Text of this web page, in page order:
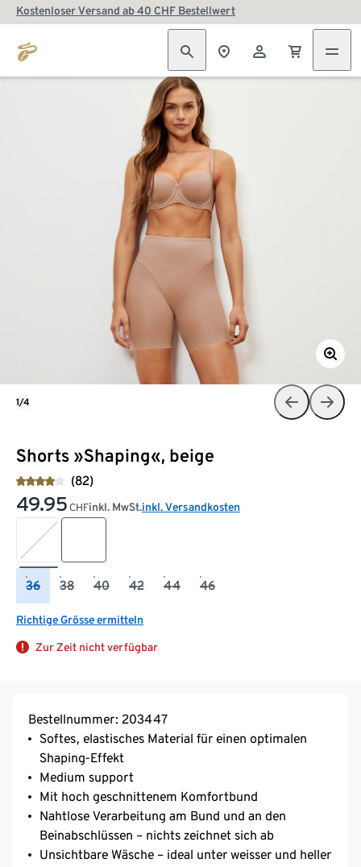
Kostenloser Versand ab 40 CHF Bestellwert
Shorts »Shaping«, beige
(82)
49.95 CHFinkl. MwSt.inkl. Versandkosten
36 38 40 42 44 46
Richtige Grösse ermitteln
Zur Zeit nicht verfügbar
1/4
Bestellnummer: 203447
Softes, elastisches Material für einen optimalen
Shaping-Effekt
Medium support
Mit hoch geschnittenem Komfortbund
Nahtlose Verarbeitung am Bund und an den
Beinabschlüssen – nichts zeichnet sich ab
Unsichtbare Wäsche – ideal unter weisser und heller